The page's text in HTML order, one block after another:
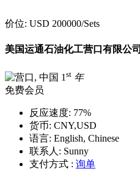
价位: USD 200000/Sets
美国运通石油化工营口有限公司
1 st 年
免费会员
反应速度: 77%
货币: CNY,USD
语言: English, Chinese
联系人: Sunny
支付方式 : 询单